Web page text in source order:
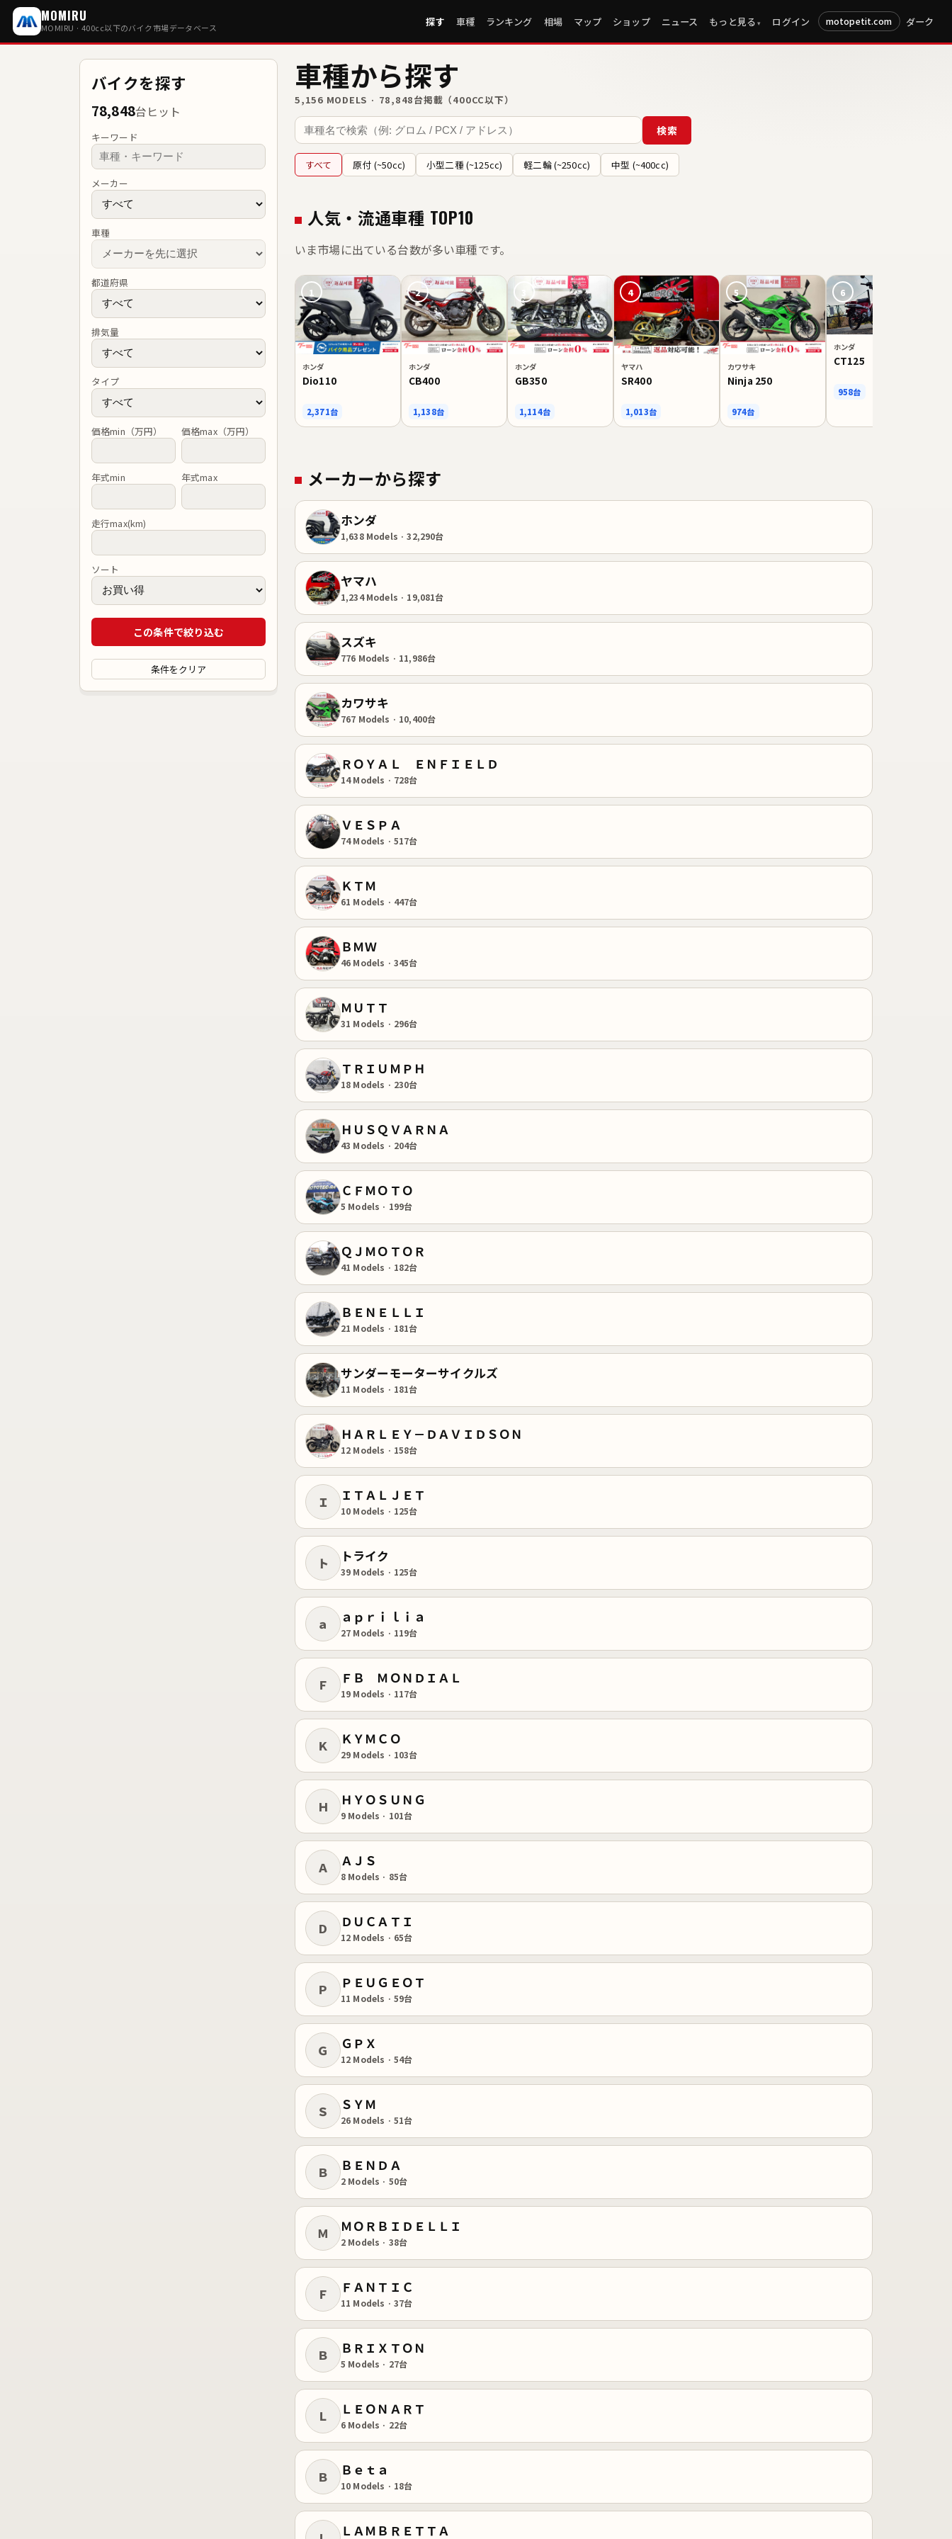
MOMIRU
MOMIRU · 400cc以下のバイク市場データベース 探す 車種 ランキング 相場 マップ ショップ ニュース もっと見る ログイン motopetit.com ダーク
バイクを探す
78,848台ヒット
キーワード
メーカー
車種
都道府県
排気量
タイプ
価格min（万円） 価格max（万円）
年式min 年式max
走行max(km)
ソート
この条件で絞り込む
条件をクリア
車種から探す
5,156 MODELS · 78,848台掲載（400CC以下）
検索
すべて 原付 (~50cc) 小型二種 (~125cc) 軽二輪 (~250cc) 中型 (~400cc)
人気・流通車種 TOP10
いま市場に出ている台数が多い車種です。
1
ホンダ
Dio110
2,371台
2
ホンダ
CB400
1,138台
ホンダ
GB350
1,114台
4
ヤマハ
SR400
1,013台
5
カワサキ
Ninja 250
974台
6
ホンダ
CT125
958台
メーカーから探す
ホンダ
1,638 Models · 32,290台
ヤマハ
1,234 Models · 19,081台
スズキ
776 Models · 11,986台
カワサキ
767 Models · 10,400台
ＲＯＹＡＬ ＥＮＦＩＥＬＤ
14 Models · 728台
ＶＥＳＰＡ
74 Models · 517台
ＫＴＭ
61 Models · 447台
ＢＭＷ
46 Models · 345台
ＭＵＴＴ
31 Models · 296台
ＴＲＩＵＭＰＨ
18 Models · 230台
ＨＵＳＱＶＡＲＮＡ
43 Models · 204台
ＣＦＭＯＴＯ
5 Models · 199台
ＱＪＭＯＴＯＲ
41 Models · 182台
ＢＥＮＥＬＬＩ
21 Models · 181台
サンダーモーターサイクルズ
11 Models · 181台
ＨＡＲＬＥＹ－ＤＡＶＩＤＳＯＮ
12 Models · 158台
Ｉ ＩＴＡＬＪＥＴ
10 Models · 125台
ト トライク
39 Models · 125台
ａ ａｐｒｉｌｉａ
27 Models · 119台
Ｆ ＦＢ ＭＯＮＤＩＡＬ
19 Models · 117台
Ｋ ＫＹＭＣＯ
29 Models · 103台
Ｈ ＨＹＯＳＵＮＧ
9 Models · 101台
Ａ ＡＪＳ
8 Models · 85台
Ｄ ＤＵＣＡＴＩ
12 Models · 65台
Ｐ ＰＥＵＧＥＯＴ
11 Models · 59台
Ｇ ＧＰＸ
12 Models · 54台
Ｓ ＳＹＭ
26 Models · 51台
Ｂ ＢＥＮＤＡ
2 Models · 50台
Ｍ ＭＯＲＢＩＤＥＬＬＩ
2 Models · 38台
Ｆ ＦＡＮＴＩＣ
11 Models · 37台
Ｂ ＢＲＩＸＴＯＮ
5 Models · 27台
Ｌ ＬＥＯＮＡＲＴ
6 Models · 22台
Ｂ Ｂｅｔａ
10 Models · 18台
ＬＡＭＢＲＥＴＴＡ